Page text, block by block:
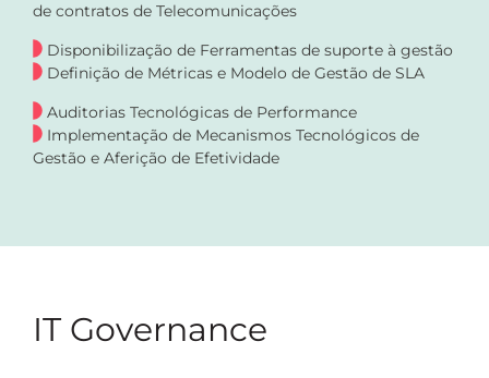
de contratos de Telecomunicações
Disponibilização de Ferramentas de suporte à gestão
Definição de Métricas e Modelo de Gestão de SLA
Auditorias Tecnológicas de Performance
Implementação de Mecanismos Tecnológicos de
Gestão e Aferição de Efetividade
IT Governance